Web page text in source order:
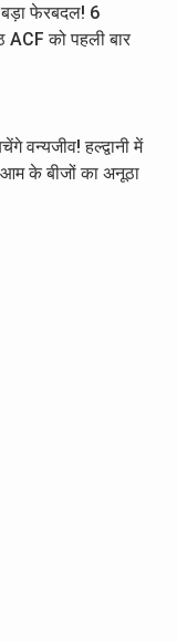
बड़ा फेरबदल! 6
ACF को पहली बार
वन्यजीव! हल्द्वानी में
के बीजों का अनूठा